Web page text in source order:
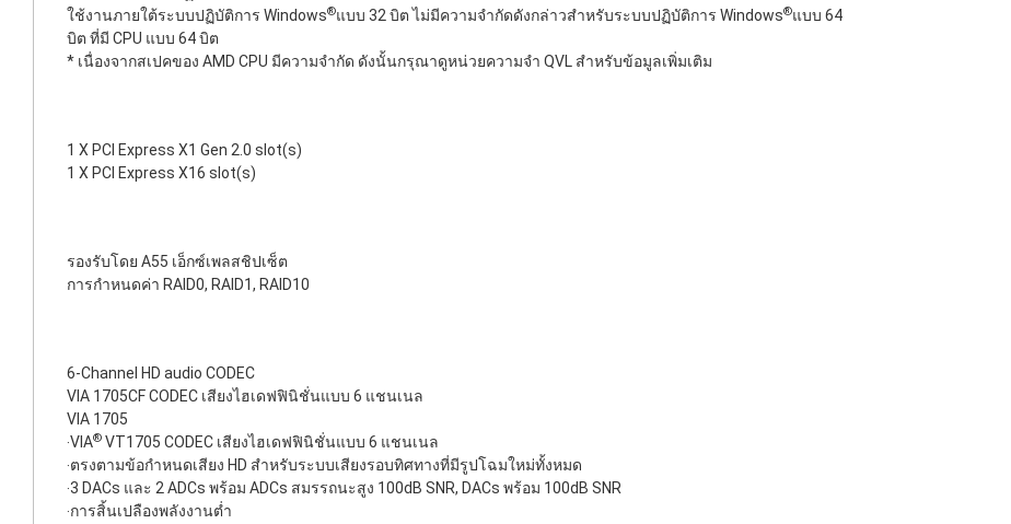
ใช้งานภายใต้ระบบปฏิบัติการ Windows®แบบ 32 บิต ไม่มีความจำกัดดังกล่าวสำหรับระบบปฏิบัติการ Windows®แบบ 64
บิต ที่มี CPU แบบ 64 บิต
* เนื่องจากสเปคของ AMD CPU มีความจำกัด ดังนั้นกรุณาดูหน่วยความจำ QVL สำหรับข้อมูลเพิ่มเติม
1 X PCI Express X1 Gen 2.0 slot(s)
1 X PCI Express X16 slot(s)
รองรับโดย A55 เอ็กซ์เพลสชิปเซ็ต
การกำหนดค่า RAID0, RAID1, RAID10
6-Channel HD audio CODEC
VIA 1705CF CODEC เสียงไฮเดฟฟินิชั่นแบบ 6 แชนเนล
VIA 1705
‧VIA® VT1705 CODEC เสียงไฮเดฟฟินิชั่นแบบ 6 แชนเนล
‧ตรงตามข้อกำหนดเสียง HD สำหรับระบบเสียงรอบทิศทางที่มีรูปโฉมใหม่ทั้งหมด
‧3 DACs และ 2 ADCs พร้อม ADCs สมรรถนะสูง 100dB SNR, DACs พร้อม 100dB SNR
‧การสิ้นเปลืองพลังงานต่ำ